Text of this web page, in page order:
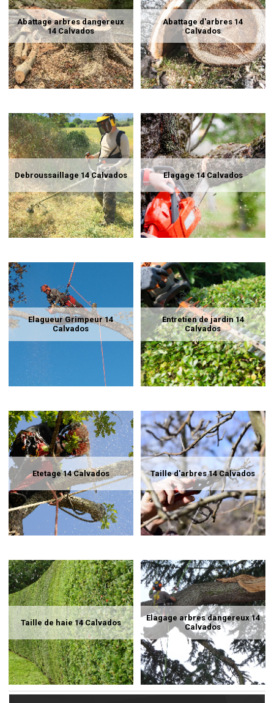
Abattage arbres dangereux
14 Calvados
Abattage d'arbres 14
Calvados
Debroussaillage 14 Calvados Elagage 14 Calvados
Elagueur Grimpeur 14
Calvados
Entretien de jardin 14
Calvados
Etetage 14 Calvados Taille d'arbres 14 Calvados
Taille de haie 14 Calvados
Elagage arbres dangereux 14
Calvados